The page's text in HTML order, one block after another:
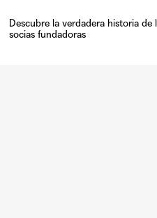
Descubre la verdadera historia de
socias fundadoras